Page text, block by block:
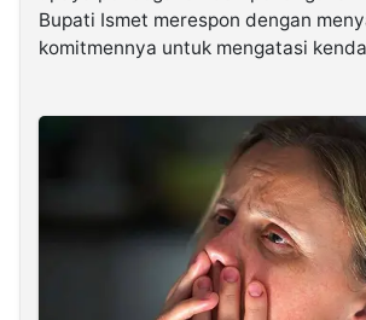
Bupati Ismet merespon dengan
komitmennya untuk mengatasi